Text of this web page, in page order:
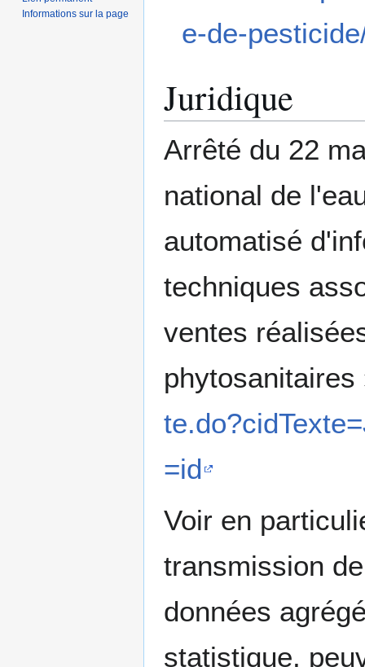
e-de-
Juridique
Arrêté du 22
national de
automatisé
techniques
ventes
=id
Voir en
transmission
données
statistique,
Informations sur la page